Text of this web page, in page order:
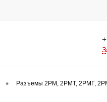
• Разъемы 2РМ, 2РМТ, 2РМГ,